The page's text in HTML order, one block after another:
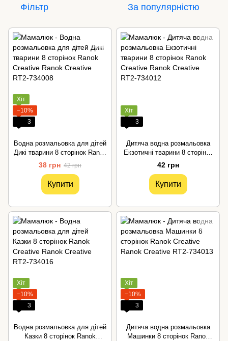
Фільтр За популярністю
Хіт
−10%
3
Водна розмальовка для дітей
Дикі тварини 8 сторінок Ranok
Creative
38 грн 42 грн
Купити
Хіт
3
Дитяча водна розмальовка
Екзотичні тварини 8 сторінок
Ranok Creative
42 грн
Купити
Хіт
−10%
3
Водна розмальовка для дітей
Казки 8 сторінок Ranok
Хіт
−10%
3
Дитяча водна розмальовка
Машинки 8 сторінок Ranok